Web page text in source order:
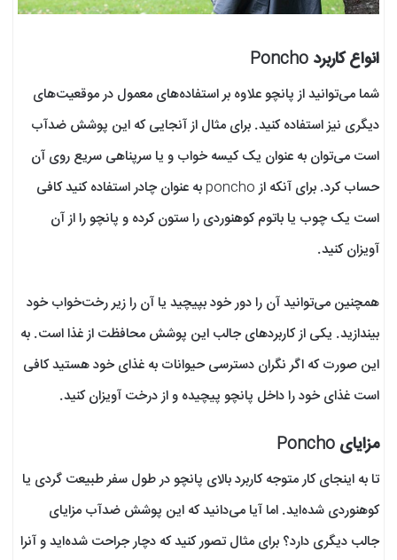
انواع کاربرد Poncho
شما می‌توانید از پانچو علاوه بر استفاده‌های معمول در موقعیت‌های
دیگری نیز استفاده کنید. برای مثال از آنجایی که این پوشش ضدآب
است می‌توان به عنوان یک کیسه خواب و یا سرپناهی سریع روی آن
حساب کرد. برای آنکه از poncho به عنوان چادر استفاده کنید کافی
است یک چوب یا باتوم کوهنوردی را ستون کرده و پانچو را از آن
آویزان کنید.
همچنین می‌توانید آن را دور خود بپیچید یا آن را زیر رخت‌خواب خود
بیندازید. یکی از کاربردهای جالب این پوشش محافظت از غذا است. به
این صورت که اگر نگران دسترسی حیوانات به غذای خود هستید کافی
است غذای خود را داخل پانچو پیچیده و از درخت آویزان کنید.
مزایای Poncho
تا به اینجای کار متوجه کاربرد بالای پانچو در طول سفر طبیعت گردی یا
کوهنوردی شده‌اید. اما آیا می‌دانید که این پوشش ضدآب مزایای
جالب دیگری دارد؟ برای مثال تصور کنید که دچار جراحت شده‌اید و آنرا